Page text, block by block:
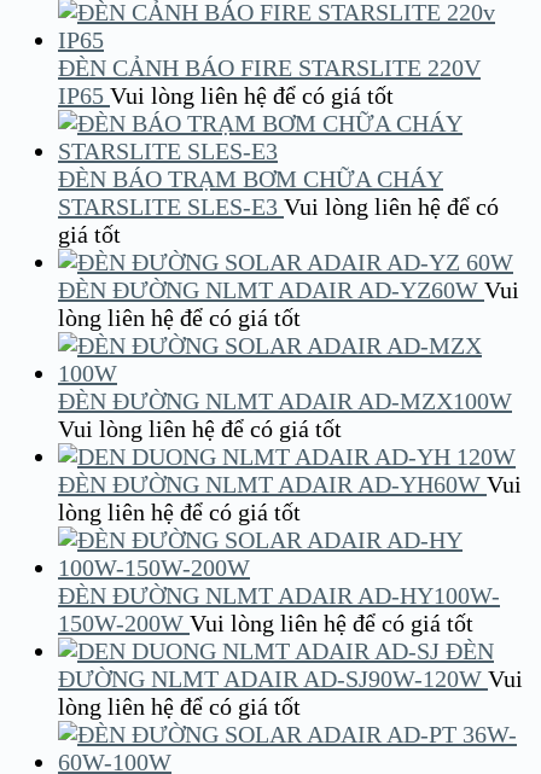
ĐÈN CẢNH BÁO FIRE STARSLITE 220V
IP65 Vui lòng liên hệ để có giá tốt
ĐÈN BÁO TRẠM BƠM CHỮA CHÁY
STARSLITE SLES-E3 Vui lòng liên hệ để có
giá tốt
ĐÈN ĐƯỜNG NLMT ADAIR AD-YZ60W Vui
lòng liên hệ để có giá tốt
ĐÈN ĐƯỜNG NLMT ADAIR AD-MZX100W
Vui lòng liên hệ để có giá tốt
ĐÈN ĐƯỜNG NLMT ADAIR AD-YH60W Vui
lòng liên hệ để có giá tốt
ĐÈN ĐƯỜNG NLMT ADAIR AD-HY100W-
150W-200W Vui lòng liên hệ để có giá tốt
ĐÈN
ĐƯỜNG NLMT ADAIR AD-SJ90W-120W Vui
lòng liên hệ để có giá tốt